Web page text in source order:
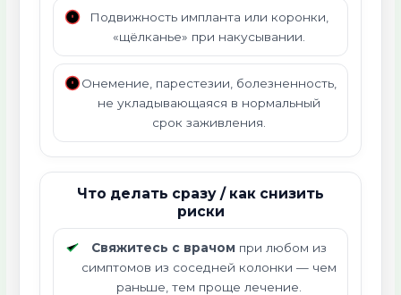
Подвижность импланта или коронки,
«щёлканье» при накусывании.
Онемение, парестезии, болезненность,
не укладывающаяся в нормальный
срок заживления.
Что делать сразу / как снизить
риски
Свяжитесь с врачомпри любом из
симптомов из соседней колонки — чем
раньше, тем проще лечение.